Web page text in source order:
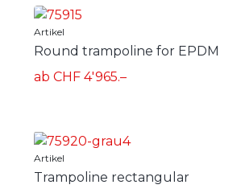
Artikel
Round trampoline for EPDM
ab CHF 4'965.–
Artikel
Trampoline rectangular